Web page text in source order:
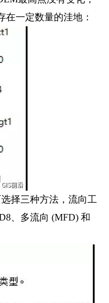
一定数量的洼地：
择三种方法，流向工
、多流向 (MFD) 和